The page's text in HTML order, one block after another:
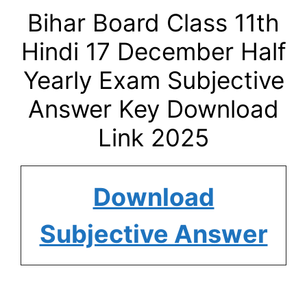
Bihar Board Class 11th
Hindi 17 December Half
Yearly Exam Subjective
Answer Key Download
Link 2025
Download
Subjective Answer